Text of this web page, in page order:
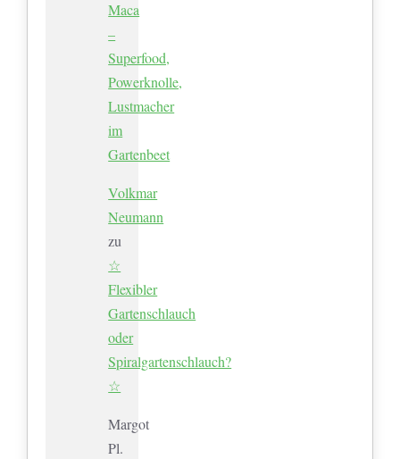
Maca
–
Superfood,
Powerknolle,
Lustmacher
im
Gartenbeet
Volkmar
Neumann
zu
☆
Flexibler
Gartenschlauch
oder
Spiralgartenschlauch?
☆
Margot
Pl.